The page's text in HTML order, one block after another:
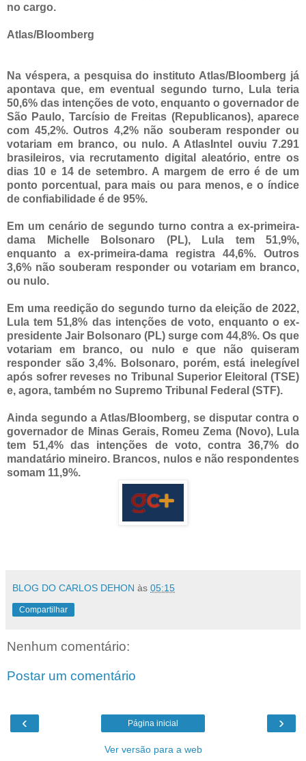
no cargo.
Atlas/Bloomberg
Na véspera, a pesquisa do instituto Atlas/Bloomberg já
apontava que, em eventual segundo turno, Lula teria
50,6% das intenções de voto, enquanto o governador de
São Paulo, Tarcísio de Freitas (Republicanos), aparece
com 45,2%. Outros 4,2% não souberam responder ou
votariam em branco, ou nulo. A AtlasIntel ouviu 7.291
brasileiros, via recrutamento digital aleatório, entre os
dias 10 e 14 de setembro. A margem de erro é de um
ponto porcentual, para mais ou para menos, e o índice
de confiabilidade é de 95%.
Em um cenário de segundo turno contra a ex-primeira-
dama Michelle Bolsonaro (PL), Lula tem 51,9%,
enquanto a ex-primeira-dama registra 44,6%. Outros
3,6% não souberam responder ou votariam em branco,
ou nulo.
Em uma reedição do segundo turno da eleição de 2022,
Lula tem 51,8% das intenções de voto, enquanto o ex-
presidente Jair Bolsonaro (PL) surge com 44,8%. Os que
votariam em branco, ou nulo e que não quiseram
responder são 3,4%. Bolsonaro, porém, está inelegível
após sofrer reveses no Tribunal Superior Eleitoral (TSE)
e, agora, também no Supremo Tribunal Federal (STF).
Ainda segundo a Atlas/Bloomberg, se disputar contra o
governador de Minas Gerais, Romeu Zema (Novo), Lula
tem 51,4% das intenções de voto, contra 36,7% do
mandatário mineiro. Brancos, nulos e não respondentes
somam 11,9%.
BLOG DO CARLOS DEHON às 05:15
Compartilhar
Nenhum comentário:
Postar um comentário
‹ ›
Página inicial
Ver versão para a web